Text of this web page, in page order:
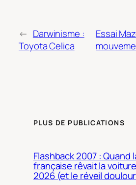
← Darwinisme :
Toyota Celica
Essai
PLUS DE PUBLICATIONS
Flashback 2007 : Quand
française rêvait la
2026 (et le réveil